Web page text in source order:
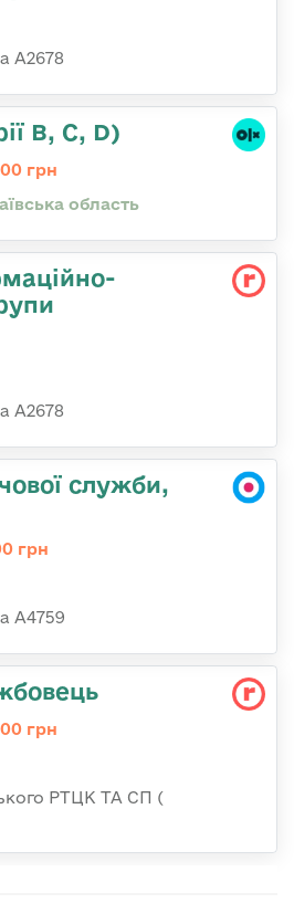
А2678
B, C, D)
грн
область
А2678
служби,
грн
А4759
грн
РТЦК ТА СП (